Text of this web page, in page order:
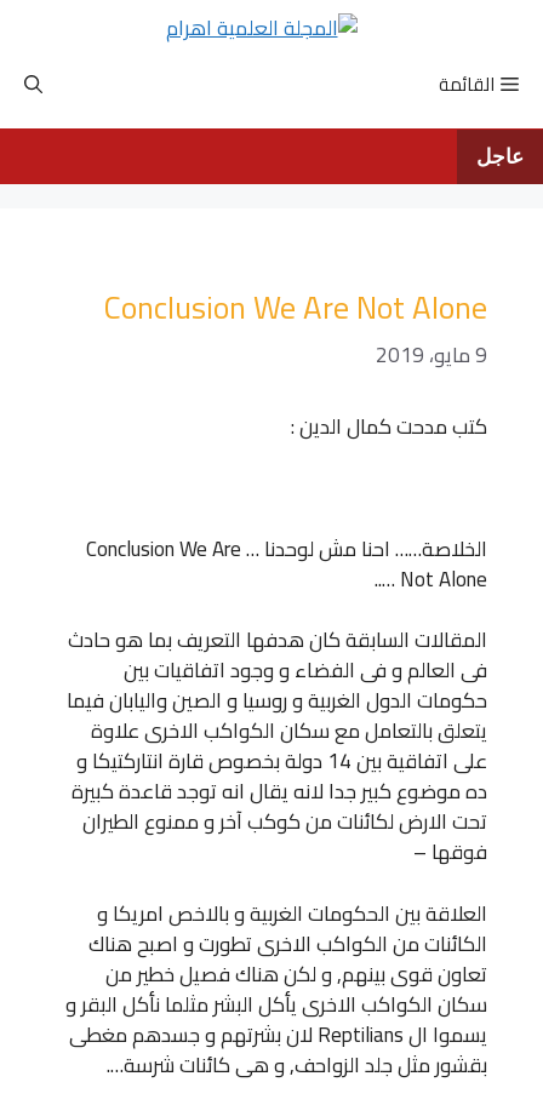
المحتوىالقائمة
عاجل
Conclusion We Are Not Alone
9 مايو، 2019
كتب مدحت كمال الدين :
الخلاصة…… احنا مش لوحدنا … Conclusion We Are
Not Alone …..
المقالات السابقة كان هدفها التعريف بما هو حادث
فى العالم و فى الفضاء و وجود اتفاقيات بين
حكومات الدول الغربية و روسيا و الصين واليابان فيما
يتعلق بالتعامل مع سكان الكواكب الاخرى علاوة
على اتفاقية بين 14 دولة بخصوص قارة انتاركتيكا و
ده موضوع كبير جدا لانه يقال انه توجد قاعدة كبيرة
تحت الارض لكائنات من كوكب آخر و ممنوع الطيران
فوقها –
العلاقة بين الحكومات الغربية و بالاخص امريكا و
الكائنات من الكواكب الاخرى تطورت و اصبح هناك
تعاون قوى بينهم, و لكن هناك فصيل خطير من
سكان الكواكب الاخرى يأكل البشر مثلما نأكل البقر و
يسموا ال Reptilians لان بشرتهم و جسدهم مغطى
بقشور مثل جلد الزواحف, و هى كائنات شرسة….